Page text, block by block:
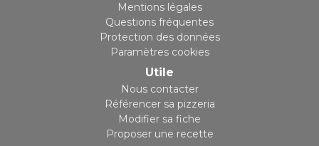
Mentions légales
Questions fréquentes
Protection des données
Paramètres cookies
Utile
Nous contacter
Référencer sa pizzeria
Modifier sa fiche
Proposer une recette